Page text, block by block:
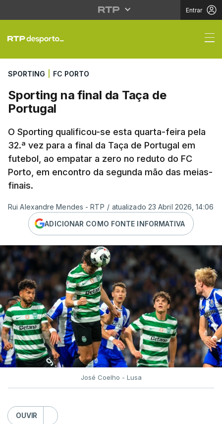
Entrar
Sporting na final da
SPORTING FC PORTO
Sporting na final da Taça de
Portugal
O Sporting qualificou-se esta quarta-feira pela
32.ª vez para a final da Taça de Portugal em
futebol, ao empatar a zero no reduto do FC
Porto, em encontro da segunda mão das meias-
finais.
Rui Alexandre Mendes - RTP / atualizado 23 Abril 2026, 14:06
ADICIONAR COMO FONTE INFORMATIVA
José Coelho - Lusa
OUVIR